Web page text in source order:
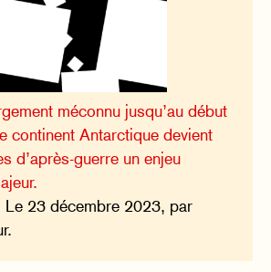
méconnu jusqu’au début
continent Antarctique devient
d’après-guerre un enjeu
Le 23 décembre 2023, par